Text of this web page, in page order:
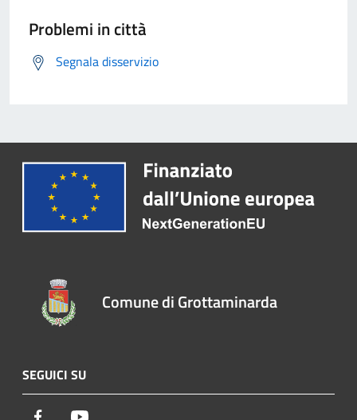
Problemi in città
Segnala disservizio
Comune di Grottaminarda
SEGUICI SU
Facebook